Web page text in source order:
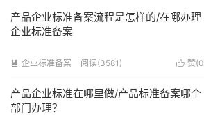
产品企业标准备案流程是怎样的/在哪办理
企业标准备案
 赞(0
 企业标准备案 阅读(3581)
产品企业标准在哪里做/产品标准备案哪个
部门办理？